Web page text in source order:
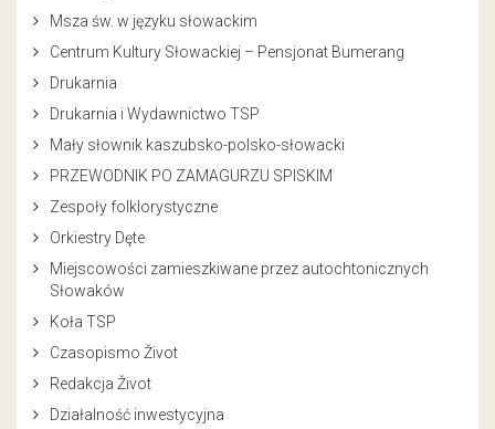
Msza św. w języku słowackim
Centrum Kultury Słowackiej – Pensjonat Bumerang
Drukarnia
Drukarnia i Wydawnictwo TSP
Mały słownik kaszubsko-polsko-słowacki
PRZEWODNIK PO ZAMAGURZU SPISKIM
Zespoły folklorystyczne
Orkiestry Dęte
Miejscowości zamieszkiwane przez autochtonicznych
Słowaków
Koła TSP
Czasopismo Život
Redakcja Život
Działalność inwestycyjna